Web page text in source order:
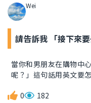
Wei
請告訴我 「接下來
當你和男朋友在購物中
呢？」這句話用英文要
0 182